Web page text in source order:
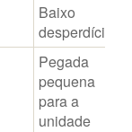
Baixo
desperdício
Pegada
pequena
para a
unidade